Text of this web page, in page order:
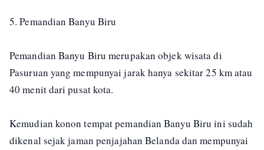
5. Pemandian Banyu Biru
Pemandian Banyu Biru merupakan objek wisata di
Pasuruan yang mempunyai jarak hanya sekitar 25 km atau
40 menit dari pusat kota.
Kemudian konon tempat pemandian Banyu Biru ini sudah
dikenal sejak jaman penjajahan Belanda dan mempunyai